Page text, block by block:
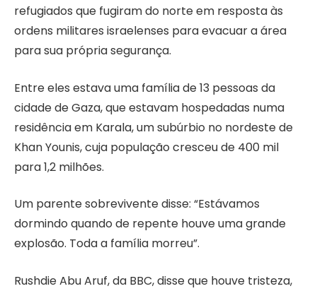
refugiados que fugiram do norte em resposta às
ordens militares israelenses para evacuar a área
para sua própria segurança.
Entre eles estava uma família de 13 pessoas da
cidade de Gaza, que estavam hospedadas numa
residência em Karala, um subúrbio no nordeste de
Khan Younis, cuja população cresceu de 400 mil
para 1,2 milhões.
Um parente sobrevivente disse: “Estávamos
dormindo quando de repente houve uma grande
explosão. Toda a família morreu”.
Rushdie Abu Aruf, da BBC, disse que houve tristeza,